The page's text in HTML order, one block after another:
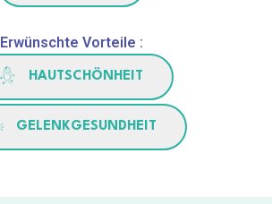
Erwünschte Vorteile :
HAUTSCHÖNHEIT
GELENKGESUNDHEIT